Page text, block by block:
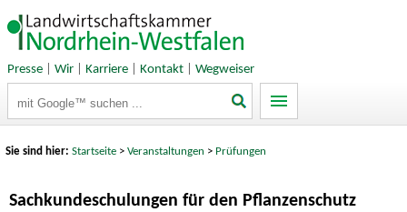
Presse| Wir| Karriere| Kontakt| Wegweiser
Sie sind hier:Startseite >Veranstaltungen > Prüfungen
Sachkundeschulungen für den Pflanzenschutz